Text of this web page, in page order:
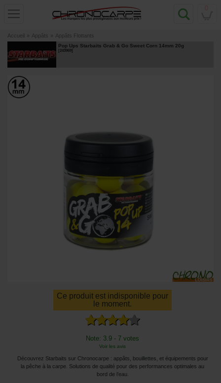
Accueil » Appâts » Appâts Flottants
Pop Ups Starbaits Grab & Go Sweet Corn 14mm 20g
[243969]
Ce produit est indisponible pour
le moment.
Note: 3.9 - 7 votes
Voir les avis
Découvrez Starbaits sur Chronocarpe : appâts, bouillettes, et équipements pour
la pêche à la carpe. Solutions de qualité pour des performances optimales au
bord de l’eau.